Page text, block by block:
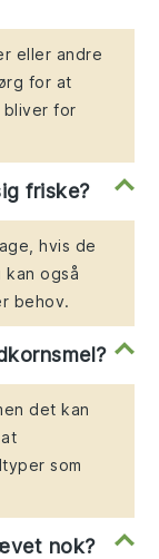
eller andre
for at
bliver for
friske?
hvis de
også
behov.
det kan
som
nok?